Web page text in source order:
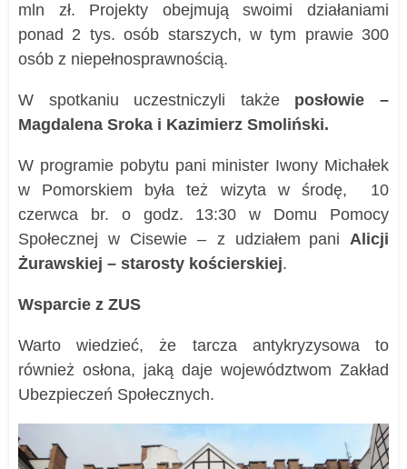
mln zł. Projekty obejmują swoimi działaniami
ponad 2 tys. osób starszych, w tym prawie 300
osób z niepełnosprawnością.
W spotkaniu uczestniczyli także posłowie –
Magdalena Sroka i Kazimierz Smoliński.
W programie pobytu pani minister Iwony Michałek
w Pomorskiem była też wizyta w środę, 10
czerwca br. o godz. 13:30 w Domu Pomocy
Społecznej w Cisewie – z udziałem paniAlicji
Żurawskiej – starosty kościerskiej.
Wsparcie z ZUS
Warto wiedzieć, że tarcza antykryzysowa to
również osłona, jaką daje województwom Zakład
Ubezpieczeń Społecznych.